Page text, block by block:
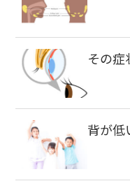
その症
背が低